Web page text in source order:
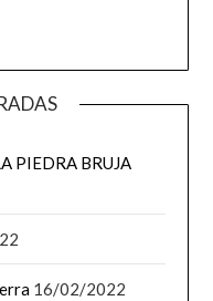
PIEDRA BRUJA
16/02/2022